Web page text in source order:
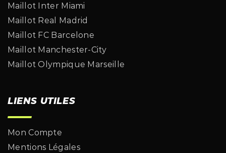
Maillot Inter Miami
Maillot Real Madrid
Maillot FC Barcelone
Maillot Manchester-City
Maillot Olympique Marseille
LIENS UTILES
Mon Compte
Mentions Légales